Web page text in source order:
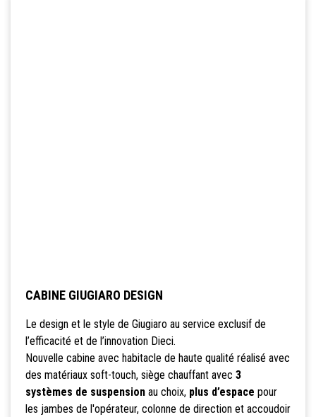
CABINE GIUGIARO DESIGN
Le design et le style de Giugiaro au service exclusif de
l’efficacité et de l’innovation Dieci.
Nouvelle cabine avec habitacle de haute qualité réalisé avec
des matériaux soft-touch, siège chauffant avec 3
systèmes de suspensionau choix, plus d’espace pour
les jambes de l'opérateur, colonne de direction et accoudoir